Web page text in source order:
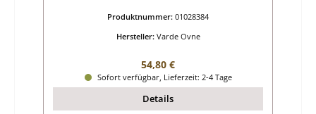
Produktnummer: 01028384
Hersteller: Varde Ovne
Regulärer Preis:
54,80 €
Sofort verfügbar, Lieferzeit: 2-4 Tage
Details